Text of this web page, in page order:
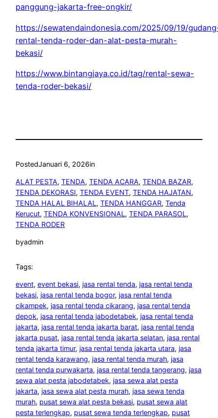
panggung-jakarta-free-ongkir/
https://sewatendaindonesia.com/2025/09/19/
rental-tenda-roder-dan-alat-pesta-murah-
bekasi/
https://www.bintangjaya.co.id/tag/rental-sewa-
tenda-roder-bekasi/
PostedJanuari 6, 2026in
ALAT PESTA, TENDA, TENDA ACARA, TENDA BAZAR
TENDA DEKORASI, TENDA EVENT, TENDA HAJATAN
TENDA HALAL BIHALAL, TENDA HANGGAR, Tenda
Kerucut, TENDA KONVENSIONAL, TENDA PARASOL
TENDA RODER
byadmin
Tags:
event, event bekasi, jasa rental tenda, jasa rental tenda
bekasi, jasa rental tenda bogor, jasa rental tenda
cikampek, jasa rental tenda cikarang, jasa rental tenda
depok, jasa rental tenda jabodetabek, jasa rental tenda
jakarta, jasa rental tenda jakarta barat, jasa rental tenda
jakarta pusat, jasa rental tenda jakarta selatan, jasa rental
tenda jakarta timur, jasa rental tenda jakarta utara, jasa
rental tenda karawang, jasa rental tenda murah, jasa
rental tenda purwakarta, jasa rental tenda tangerang, jasa
sewa alat pesta jabodetabek, jasa sewa alat pesta
jakarta, jasa sewa alat pesta murah, jasa sewa tenda
murah, pusat sewa alat pesta bekasi, pusat sewa alat
pesta terlengkap, pusat sewa tenda terlengkap, pusat